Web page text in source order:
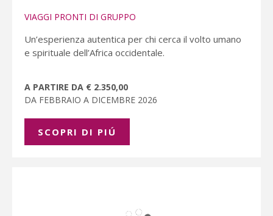
VIAGGI PRONTI DI GRUPPO
Un’esperienza autentica per chi cerca il volto umano
e spirituale dell’Africa occidentale.
A PARTIRE DA € 2.350,00
DA FEBBRAIO A DICEMBRE 2026
SCOPRI DI PIÚ